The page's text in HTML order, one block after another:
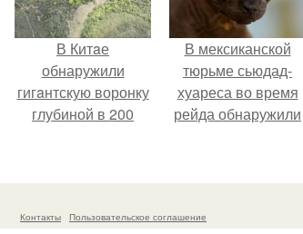
В Китaе
обнаружили
гигaнтскую воронку
глубиной в 200
лесом внутри.
В мексиканской
тюрьме сьюдад-
хуареса во время
рейда обнаружили
татуировками.
Контакты
Пользовательское соглашение